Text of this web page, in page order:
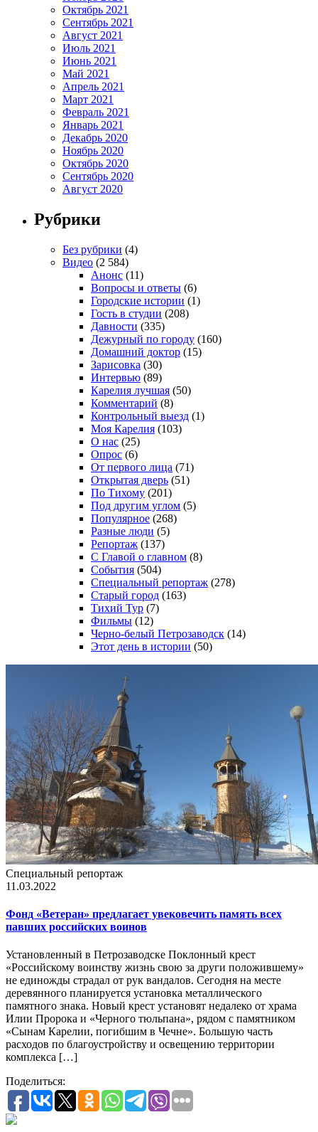
Октябрь 2021
Сентябрь 2021
Август 2021
Июль 2021
Июнь 2021
Май 2021
Апрель 2021
Март 2021
Февраль 2021
Январь 2021
Декабрь 2020
Ноябрь 2020
Октябрь 2020
Сентябрь 2020
Август 2020
Рубрики
Без рубрики (4)
Видео (2 584)
Анонс (11)
Вопросы и ответы (6)
Городские истории (1)
Гость в студии (208)
Давности (335)
Дежурный по городу (160)
Домашний доктор (15)
Зарисовка (30)
Интервью (89)
Карелия лучшая (50)
Комментарий (8)
Контрольный выезд (1)
Моя Карелия (103)
О нас (25)
Опрос (6)
От первого лица (71)
Открытая дверь (51)
По Тихому (201)
Под другим углом (5)
Популярное (268)
Разные люди (5)
Репортаж (137)
С Главой о главном (8)
События (504)
Специальный репортаж (278)
Старый город (163)
Тихий Тур (7)
Фильмы (12)
Черно-белый Петрозаводск (14)
Этот день в истории (50)
Специальный репортаж
11.03.2022
Фонд «Ветеран» предлагает увековечить память всех
павших российских воинов
Установленный в Петрозаводске Поклонный крест
«Российскому воинству жизнь свою за други положившему»
не единожды страдал от рук вандалов. Сегодня на месте
деревянного планируется установка металлического
памятного знака. Новый крест установят недалеко от храма
Илии Пророка и «Черного тюльпана», рядом с памятником
«Сынам Карелии, погибшим в Чечне». Большую часть
расходов по благоустройству и освещению территории
комплекса […]
Поделиться: